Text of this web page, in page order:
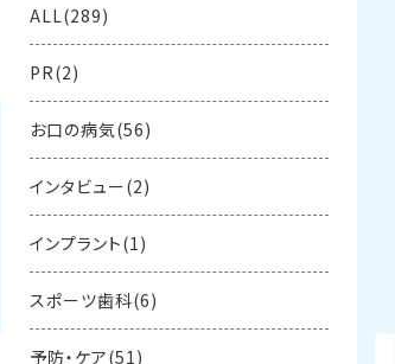
ALL(289)
PR(2)
お口の病気(56)
インタビュー(2)
インプラント(1)
スポーツ歯科(6)
予防・ケア(51)